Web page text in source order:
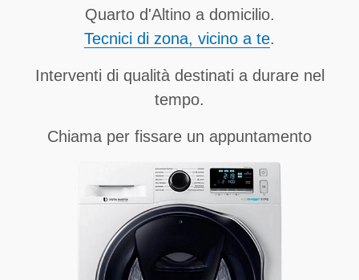
Quarto d'Altino a domicilio.
Tecnici di zona, vicino a te.
Interventi di qualità destinati a durare nel
tempo.
Chiama per fissare un appuntamento